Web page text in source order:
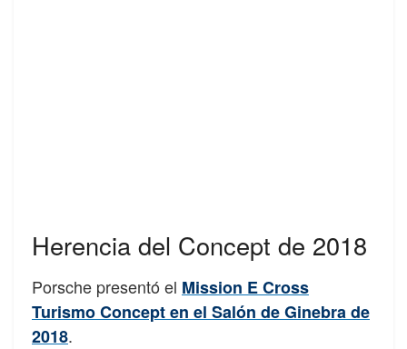
Herencia del Concept de 2018
Porsche presentó el Mission E Cross
Turismo Concept en el Salón de Ginebra de
2018.